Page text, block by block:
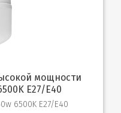
E27/E40
6500K E27/E40